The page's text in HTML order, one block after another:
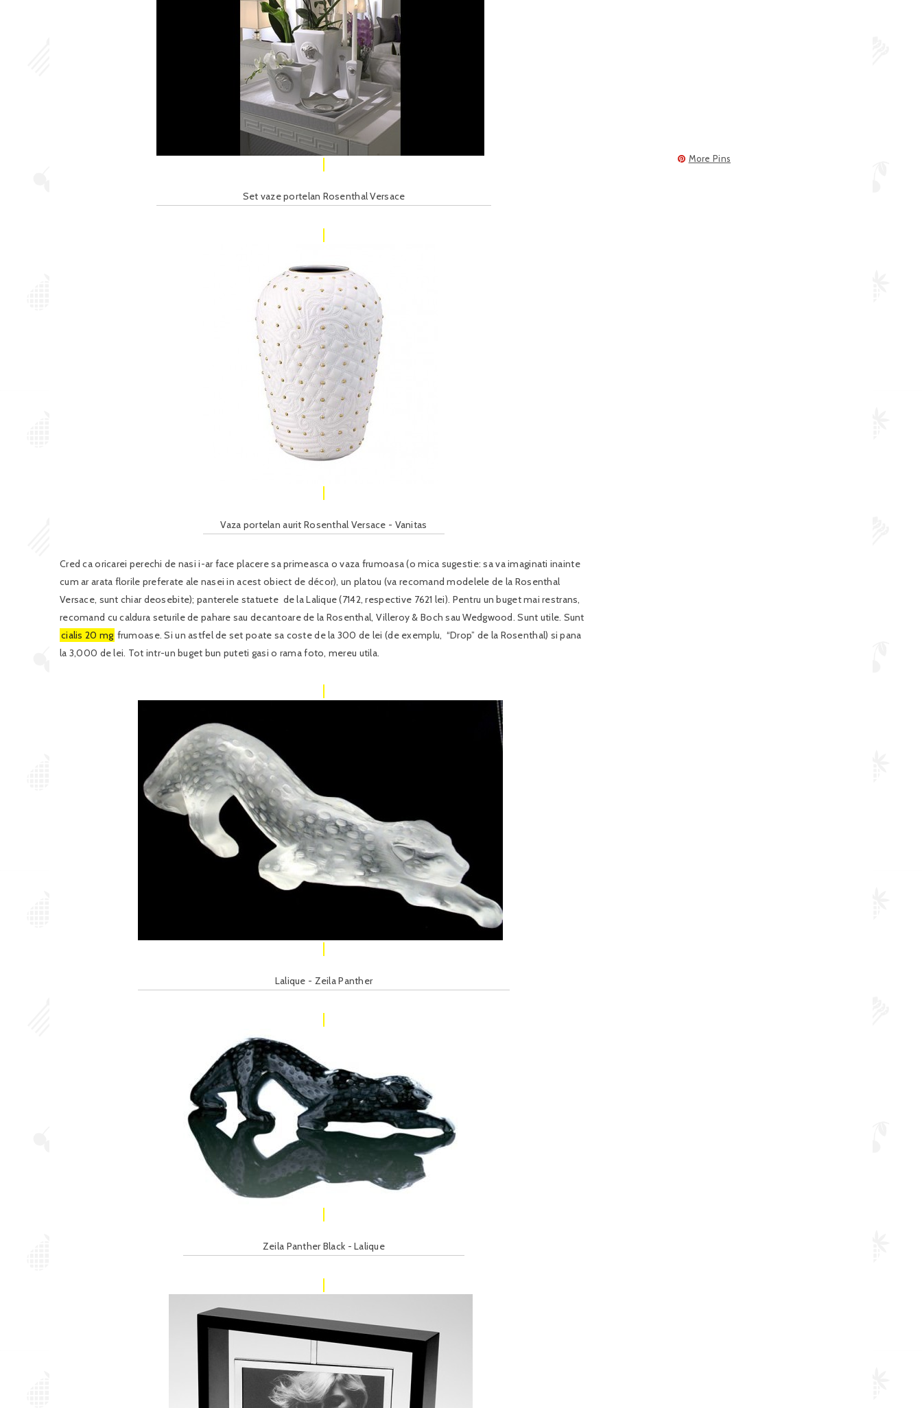
Set vaze portelan Rosenthal Versace
Vaza portelan aurit Rosenthal Versace - Vanitas
Cred ca oricarei perechi de nasi i-ar face placere sa primeasca o vaza frumoasa (o mica sugestie: sa va imaginati inainte
cum ar arata florile preferate ale nasei in acest obiect de décor), un platou (va recomand modelele de la Rosenthal
Versace, sunt chiar deosebite); panterele statuete de la Lalique (7142, respective 7621 lei). Pentru un buget mai restrans,
recomand cu caldura seturile de pahare sau decantoare de la Rosenthal, Villeroy & Boch sau Wedgwood. Sunt utile. Sunt
cialis 20 mg frumoase. Si un astfel de set poate sa coste de la 300 de lei (de exemplu, “Drop” de la Rosenthal) si pana
la 3,000 de lei. Tot intr-un buget bun puteti gasi o rama foto, mereu utila.
Lalique - Zeila Panther
Zeila Panther Black - Lalique
More Pins